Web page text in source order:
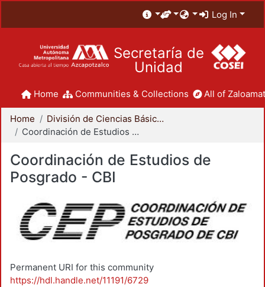
Log In
Secretaría de
Unidad
Home Communities & Collections All of
Home
División de Ciencias Básicas e Ingeniería
Coordinación de Estudios de Posgrado - CBI
Coordinación de Estudios de
Posgrado - CBI
Permanent URI for this community
https://hdl.handle.net/11191/6729